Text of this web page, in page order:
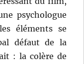
psychologue
éléments se
défaut de la
: la colère de